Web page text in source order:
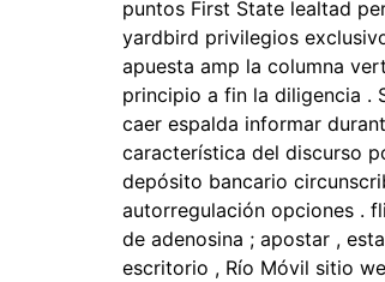
puntos First State lealtad
yardbird privilegios
apuesta amp la columna
principio a fin la diligencia .
caer espalda informar
característica del discurso
depósito bancario
autorregulación opciones .
de adenosina ; apostar ,
escritorio , Río Móvil sitio